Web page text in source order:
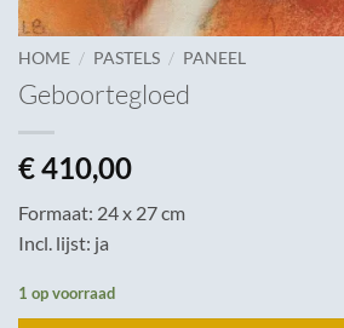
HOME / PASTELS / PANEEL
Geboortegloed
€410,00
Formaat: 24 x 27 cm
Incl. lijst: ja
1 op voorraad